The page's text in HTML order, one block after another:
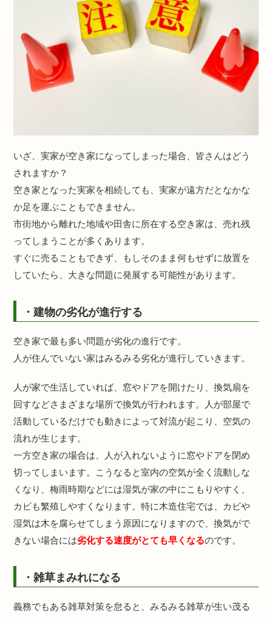
いざ、実家が空き家になってしまった場合、皆さんはどう
されますか？
空き家となった実家を相続しても、実家が遠方だとなかな
か足を運ぶこともできません。
市街地から離れた地域や田舎に所在する空き家は、売れ残
ってしまうことが多くあります。
すぐに売ることもできず、もしそのまま何もせずに放置を
していたら、大きな問題に発展する可能性があります。
・建物の劣化が進行する
空き家で最も多い問題が劣化の進行です。
人が住んでいない家はみるみる劣化が進行していきます。
人が家で生活していれば、窓やドアを開けたり、換気扇を
回すなどさまざまな場所で換気が行われます。人が部屋で
活動しているだけでも動きによって対流が起こり、空気の
流れが生じます。
一方空き家の場合は、人が入れないように窓やドアを閉め
切ってしまいます。こうなると室内の空気が全く流動しな
くなり、梅雨時期などには湿気が家の中にこもりやすく、
カビも繁殖しやすくなります。特に木造住宅では、カビや
湿気は木を腐らせてしまう原因になりますので、換気がで
きない場合には劣化する速度がとても早くなるのです。
・雑草まみれになる
義務でもある雑草対策を怠ると、みるみる雑草が生い茂る